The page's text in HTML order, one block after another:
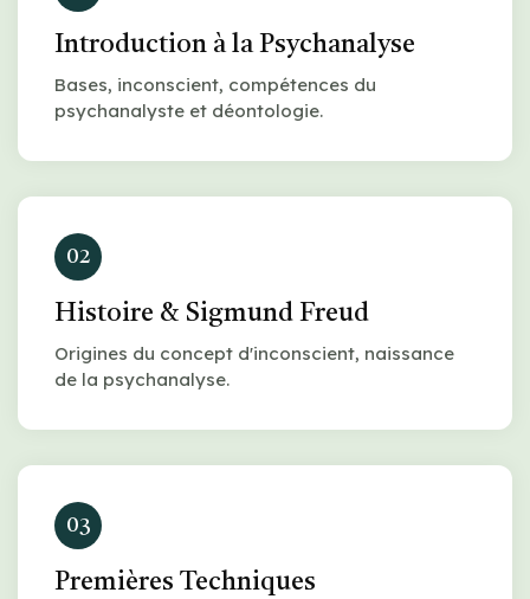
Introduction à la Psychanalyse
Bases, inconscient, compétences du
psychanalyste et déontologie.
02
Histoire & Sigmund Freud
Origines du concept d'inconscient, naissance
de la psychanalyse.
03
Premières Techniques